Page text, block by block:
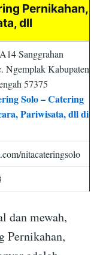
Pernikahan,
dll
Sanggrahan
Ngemplak Kabupaten
57375
Solo – Catering
Pariwisata, dll di
nitacateringsolo
dan mewah,
Pernikahan,